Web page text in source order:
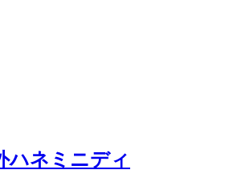
ハネミニディ